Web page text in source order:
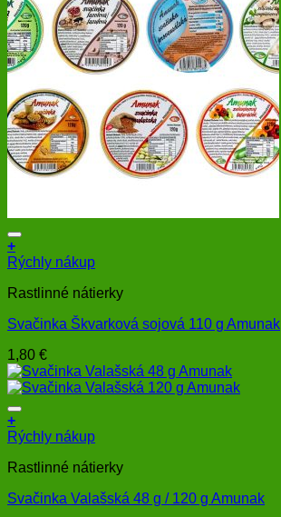
+
Rýchly nákup
Rastlinné nátierky
Svačinka Škvarková sojová 110 g Amunak
1,80 €
+
Tento
má
variantov.
Rýchly nákup
Rastlinné nátierky
Svačinka Valašská 48 g / 120 g Amunak